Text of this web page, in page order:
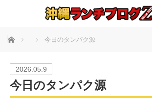
ホーム 今日のタンパク源
2026.05.9
今日のタンパク源